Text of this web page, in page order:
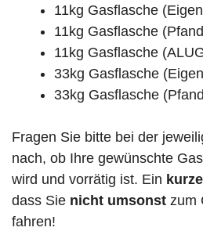
11kg Gasflasche
11kg Gasflasche
11kg Gasflasche
33kg Gasflasche
33kg Gasflasche
Fragen Sie bitte bei der
nach, ob Ihre gewünschte
wird und vorrätig ist. Ein
dass Sie nicht umsonst zum
fahren!